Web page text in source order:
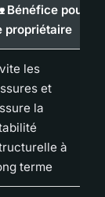
Bénéfice pour
propriétaire
les
et
la
à
terme